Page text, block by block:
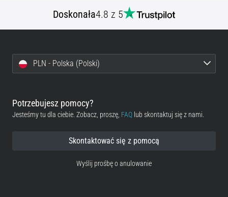
Doskonała4.8 z 5
PLN - Polska (Polski)
Potrzebujesz pomocy?
Jesteśmy tu dla ciebie. Zobacz, proszę, FAQ lub skontaktuj się z nami.
Skontaktować się z pomocą
Wyślij prośbę o anulowanie